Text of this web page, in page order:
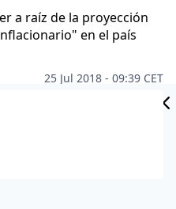
a raíz de la proyección
en el país
25 Jul 2018 - 09:39 CET